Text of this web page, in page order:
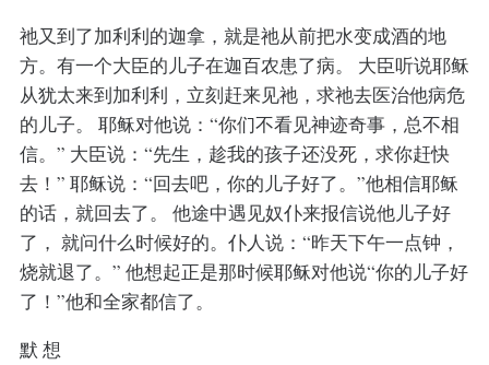
祂又到了加利利的迦拿，就是祂从前把水变成酒的地
方。有一个大臣的儿子在迦百农患了病。 大臣听说耶稣
从犹太来到加利利，立刻赶来见祂，求祂去医治他病危
的儿子。 耶稣对他说：“你们不看见神迹奇事，总不相
信。” 大臣说：“先生，趁我的孩子还没死，求你赶快
去！” 耶稣说：“回去吧，你的儿子好了。”他相信耶稣
的话，就回去了。 他途中遇见奴仆来报信说他儿子好
了， 就问什么时候好的。仆人说：“昨天下午一点钟，
烧就退了。” 他想起正是那时候耶稣对他说“你的儿子好
了！”他和全家都信了。
默 想